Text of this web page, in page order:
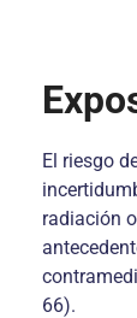
El riesgo
radiación
66).